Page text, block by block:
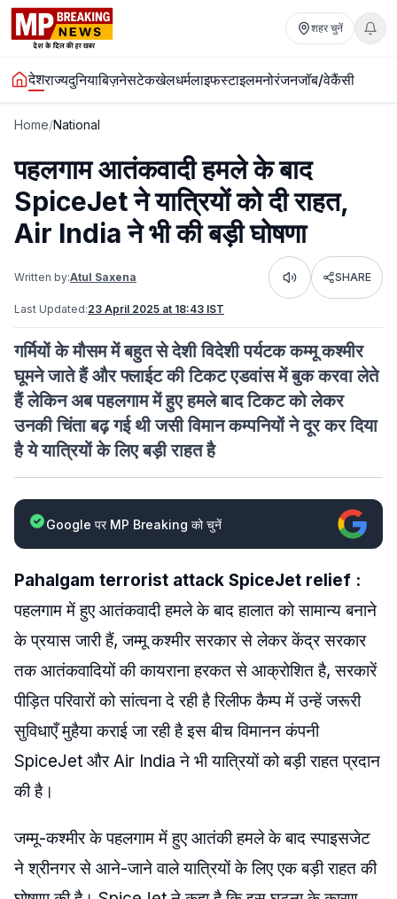
शहर चुनें
देशराज्यदुनियाबिज़नेसटेकखेलधर्मलाइफस्टाइलमनोरंजनजॉब/वेकैंसी
Home/National
पहलगाम आतंकवादी हमले के बाद
SpiceJet ने यात्रियों को दी राहत,
Air India ने भी की बड़ी घोषणा
Written by:Atul Saxena Listen SHARE
Last Updated:23 April 2025 at 18:43 IST
गर्मियों के मौसम में बहुत से देशी विदेशी पर्यटक कम्मू कश्मीर
घूमने जाते हैं और फ्लाईट की टिकट एडवांस में बुक करवा लेते
हैं लेकिन अब पहलगाम में हुए हमले बाद टिकट को लेकर
उनकी चिंता बढ़ गई थी जसी विमान कम्पनियों ने दूर कर दिया
है ये यात्रियों के लिए बड़ी राहत है
Google पर MP Breaking को चुनें
Pahalgam terrorist attack SpiceJet relief :
पहलगाम में हुए आतंकवादी हमले के बाद हालात को सामान्य बनाने
के प्रयास जारी हैं, जम्मू कश्मीर सरकार से लेकर केंद्र सरकार
तक आतंकवादियों की कायराना हरकत से आक्रोशित है, सरकारें
पीड़ित परिवारों को सांत्वना दे रही है रिलीफ कैम्प में उन्हें जरूरी
सुविधाएँ मुहैया कराई जा रही है इस बीच विमानन कंपनी
SpiceJet और Air India ने भी यात्रियों को बड़ी राहत प्रदान
की है।
जम्मू-कश्मीर के पहलगाम में हुए आतंकी हमले के बाद स्पाइसजेट
ने श्रीनगर से आने-जाने वाले यात्रियों के लिए एक बड़ी राहत की